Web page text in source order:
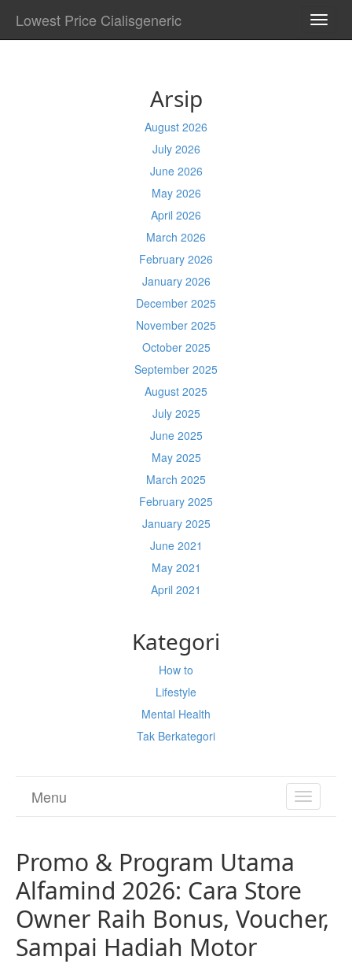
Lowest Price Cialisgeneric
Arsip
August 2026
July 2026
June 2026
May 2026
April 2026
March 2026
February 2026
January 2026
December 2025
November 2025
October 2025
September 2025
August 2025
July 2025
June 2025
May 2025
March 2025
February 2025
January 2025
June 2021
May 2021
April 2021
Kategori
How to
Lifestyle
Mental Health
Tak Berkategori
TOGGLE
Menu
Promo & Program Utama
Alfamind 2026: Cara Store
Owner Raih Bonus, Voucher,
Sampai Hadiah Motor